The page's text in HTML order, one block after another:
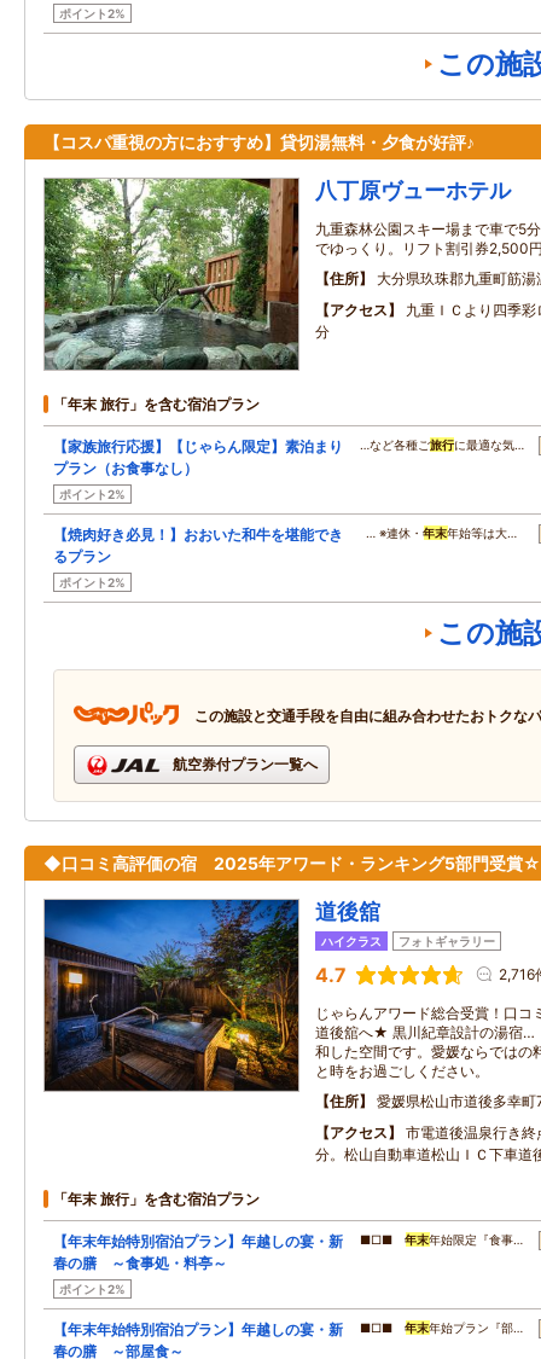
ポイント2%
この施
【コスパ重視の方におすすめ】貸切湯無料・夕食が好評♪
八丁原ヴューホテル
九重森林公園スキー場まで車で5
でゆっくり。リフト割引券2,500
住所
大分県玖珠郡九重町筋
アクセス
九重ＩＣより四季
分
「年末 旅行」を含む宿泊プラン
【家族旅行応援】【じゃらん限定】素泊まり
プラン（お食事なし）
ポイント2%
…など各種ご旅行に最適な気…
【焼肉好き必見！】おおいた和牛を堪能でき
るプラン
ポイント2%
… ※連休・年末年始等は大…
この施
この施設と交通手段を自由に組み合わせたおトクな
航空券付プラン一覧へ
◆口コミ高評価の宿 2025年アワード・ランキング5部門受賞☆
道後舘
ハイクラス フォトギャラリー
4.7 2,716
じゃらんアワード総合受賞！口コ
道後舘へ★ 黒川紀章設計の湯宿…
和した空間です。愛媛ならではの
と時をお過ごしください。
住所
愛媛県松山市道後多幸
アクセス
市電道後温泉行き
分。松山自動車道松山ＩＣ下車道
「年末 旅行」を含む宿泊プラン
【年末年始特別宿泊プラン】年越しの宴・新
春の膳 ～食事処・料亭～
ポイント2%
■□■年末年始限定『食事…
【年末年始特別宿泊プラン】年越しの宴・新
春の膳 ～部屋食～
■□■年末年始プラン『部…